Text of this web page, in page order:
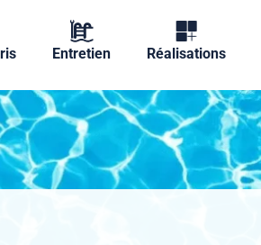
Entretien Réalisations